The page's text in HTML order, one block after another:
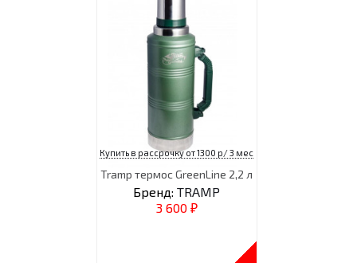
Купить в рассрочку от 1300 р/ 3 мес
Tramp термос GreenLine 2,2 л
Бренд: TRAMP
3 600 ₽